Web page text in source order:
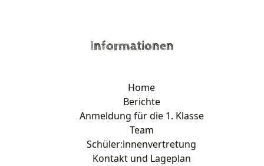
Informationen
Home
Berichte
Anmeldung für die 1. Klasse
Team
Schüler:innenvertretung
Kontakt und Lageplan